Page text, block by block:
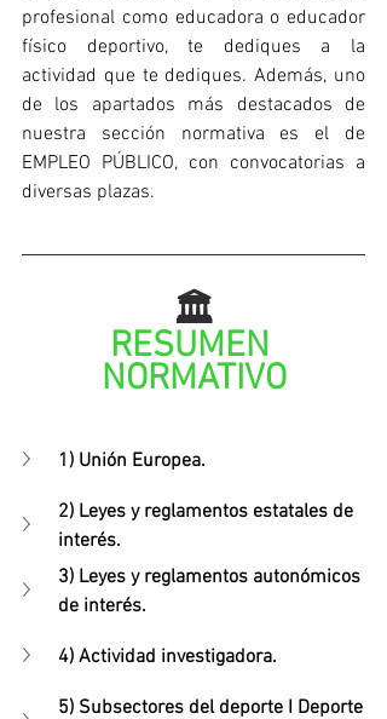
profesional como educadora o educador
físico deportivo, te dediques a la
actividad que te dediques. Además, uno
de los apartados más destacados de
nuestra sección normativa es el de
EMPLEO PÚBLICO, con convocatorias a
diversas plazas.
🏛️
RESUMEN
NORMATIVO
1) Unión Europea.
2) Leyes y reglamentos estatales de
interés.
3) Leyes y reglamentos autonómicos
de interés.
4) Actividad investigadora.
5) Subsectores del deporte I Deporte